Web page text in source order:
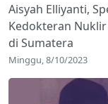
Aisyah Elliyanti,
Kedokteran
di Sumatera
Minggu, 8/10/2023